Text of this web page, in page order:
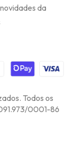
da
Todos os
0001-86